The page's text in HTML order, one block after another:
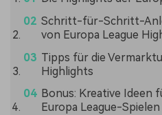
Schritt-für-Schritt-
von Europa League
Tipps für die
Highlights
Bonus: Kreative Ideen
Europa League-Spielen